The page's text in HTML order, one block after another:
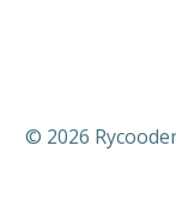
© 2026